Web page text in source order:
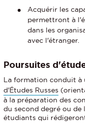
Acquérir les
permettront à
dans les
avec l'étranger.
Poursuites
La formation conduit à
d'Études Russes
à la préparation des
du second degré ou de
étudiants qui